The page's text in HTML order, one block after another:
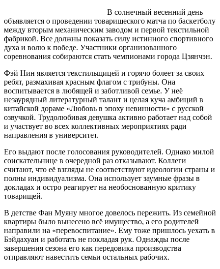
В солнечный весенний день
объявляется о проведении товарищеского матча по баскетболу
между вторым механическим заводом и первой текстильной
фабрикой. Все должны показать силу истинного спортивного
духа и волю к победе. Участники организованного
соревнования собираются стать чемпионами города Цзянчэн.
Фэй Нин является текстильщицей и горячо болеет за своих
ребят, размахивая красным флагом с трибуны. Она
воспитывается в любящей и заботливой семье. У неё
незаурядный литературный талант и целая куча амбиций в
китайской дораме «Любовь в эпоху невинности» с русской
озвучкой. Трудолюбивая девушка активно работает над собой
и участвует во всех коллективных мероприятиях ради
направления в университет.
Его выдают после голосования руководителей. Однако милой
соискательнице в очередной раз отказывают. Коллеги
считают, что её взгляды не соответствуют идеологии страны и
полны индивидуализма. Она использует заумные фразы в
докладах и остро реагирует на необоснованную критику
товарищей.
В детстве Фан Муяну многое довелось пережить. Из семейной
квартиры было вынесено всё имущество, а его родителей
направили на «перевоспитание». Ему тоже пришлось уехать в
Бэйдахуан и работать не покладая рук. Однажды после
завершения сезона его как передовика производства
отправляют навестить семьи остальных рабочих.